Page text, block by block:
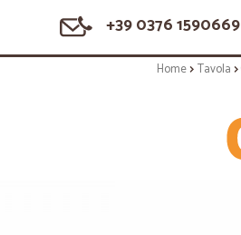
+39 0376 1590669
Home Tavola